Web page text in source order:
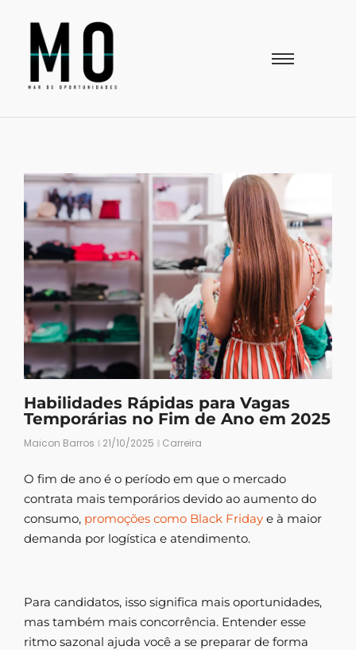
Habilidades Rápidas para Vagas
Temporárias no Fim de Ano em 2025
Maicon Barros 21/10/2025 Carreira
O fim de ano é o período em que o mercado
contrata mais temporários devido ao aumento do
consumo, promoções como Black Friday e à maior
demanda por logística e atendimento.
Para candidatos, isso significa mais oportunidades,
mas também mais concorrência. Entender esse
ritmo sazonal ajuda você a se preparar de forma